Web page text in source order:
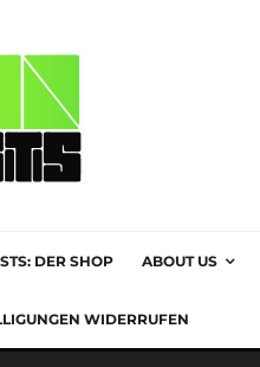
DER SHOP ABOUT US
WIDERRUFEN